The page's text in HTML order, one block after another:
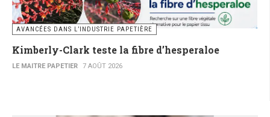
AVANCÉES DANS L’INDUSTRIE PAPETIÈRE
Kimberly-Clark teste la fibre d’hesperaloe
LE MAITRE PAPETIER 7 AOÛT 2026